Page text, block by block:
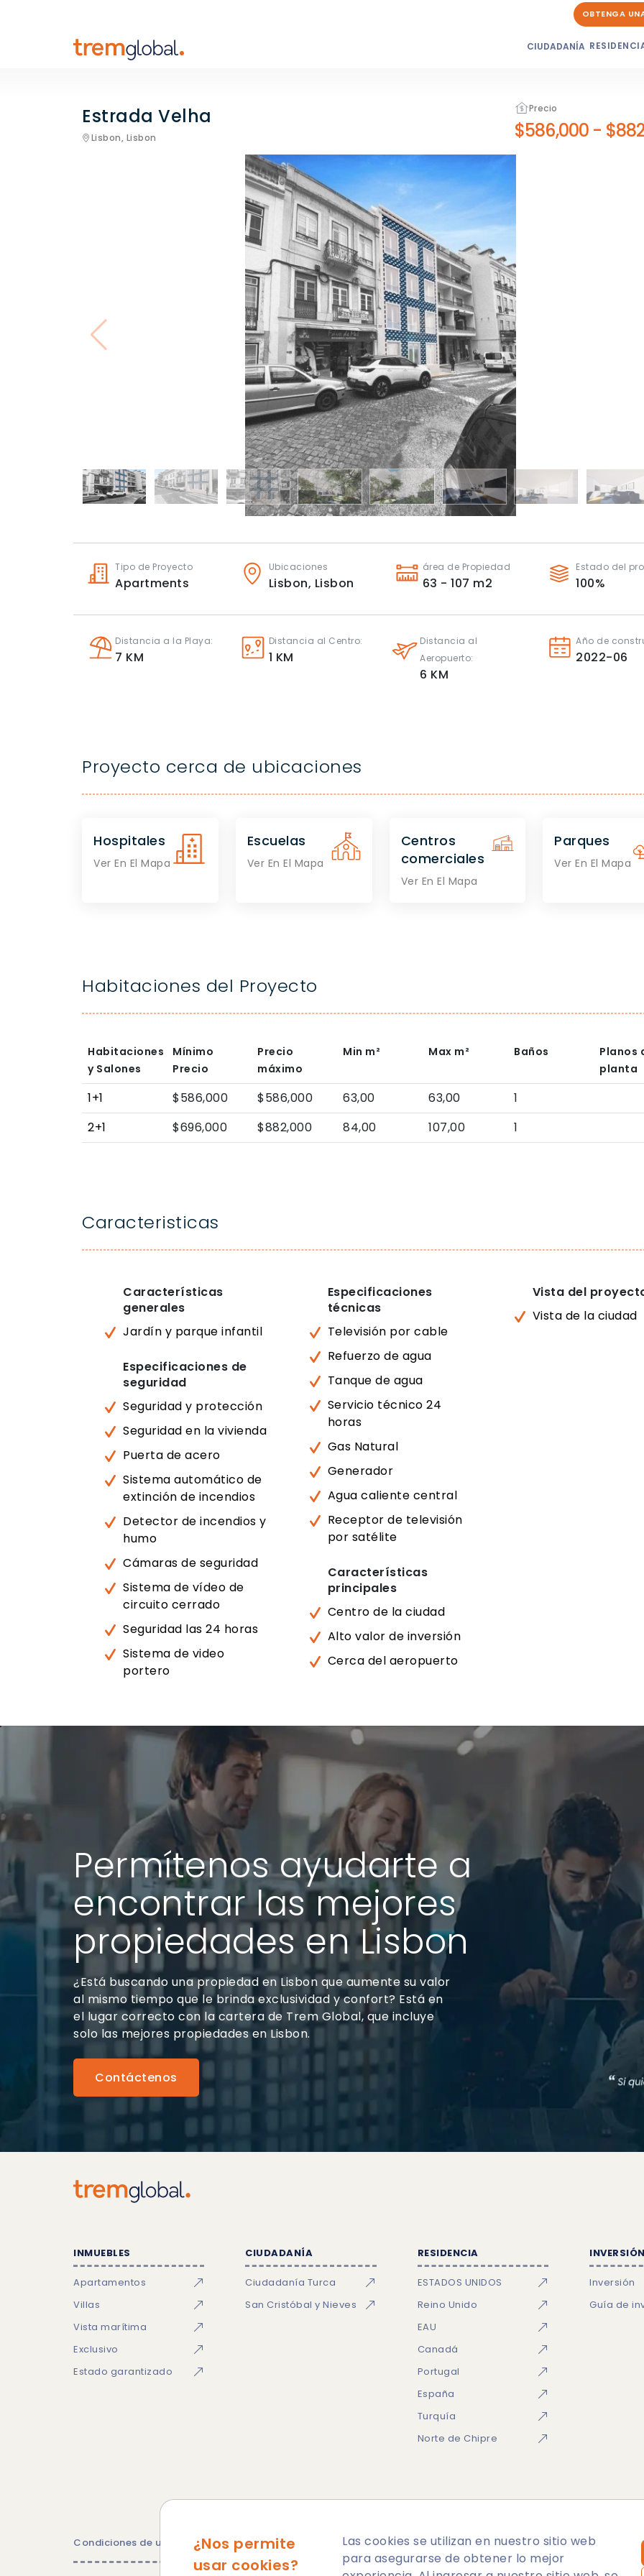
OBTENGA
CIUDADANÍA
Estrada Velha
Lisbon, Lisbon
Precio
$586,000 -
Tipo de Proyecto
Apartments
Ubicaciones
Lisbon, Lisbon
área de Propiedad
63 - 107 m2
Estado del
100%
Distancia a la Playa:
7 KM
Distancia al Centro:
1 KM
Distancia al
Aeropuerto:
6 KM
Año de
2022-06
Proyecto cerca de ubicaciones
Hospitales
Ver En El Mapa
Escuelas
Ver En El Mapa
Centros
comerciales
Ver En El Mapa
Parques
Ver En El Mapa
Habitaciones del Proyecto
Habitaciones
y Salones
Mínimo
Precio
Precio
máximo
Min m² Max m² Baños
Planos
planta
1+1 $586,000 $586,000 63,00 63,00
1
2+1
$696,000 $882,000 84,00 107,00 1
Caracteristicas
Características
generales
Jardín y parque infantil
Especificaciones de
seguridad
Seguridad y protección
Seguridad en la vivienda
Puerta de acero
Sistema automático de
extinción de incendios
Detector de incendios y
humo
Cámaras de seguridad
Sistema de vídeo de
circuito cerrado
Seguridad las 24 horas
Sistema de video
portero
Especificaciones
técnicas
Televisión por cable
Refuerzo de agua
Tanque de agua
Servicio técnico 24
horas
Gas Natural
Generador
Agua caliente central
Receptor de televisión
por satélite
Características
principales
Centro de la ciudad
Alto valor de inversión
Cerca del aeropuerto
Vista del
Vista de la ciudad
Permítenos ayudarte a
encontrar las mejores
propiedades en Lisbon
¿Está buscando una propiedad en Lisbon que aumente su valor
al mismo tiempo que le brinda exclusividad y confort? Está en
el lugar correcto con la cartera de Trem Global, que incluye
solo las mejores propiedades en Lisbon.
Contáctenos
¿Nos permite
usar cookies?
Las cookies se utilizan en nuestro sitio web
para asegurarse de obtener lo mejor
INMUEBLES
Apartamentos
Villas
Vista marítima
Exclusivo
Estado garantizado
CIUDADANÍA
Ciudadanía Turca
San Cristóbal y Nieves
RESIDENCIA
ESTADOS UNIDOS
Reino Unido
EAU
Canadá
Portugal
España
Turquía
Norte de Chipre
Inversión
Guía de
Condiciones de uso Política de privacidad Política de cookies Mapa del sitio